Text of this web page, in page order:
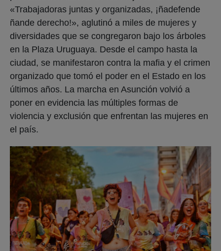
«Trabajadoras juntas y organizadas, ¡ñadefende
ñande derecho!», aglutinó a miles de mujeres y
diversidades que se congregaron bajo los árboles
en la Plaza Uruguaya. Desde el campo hasta la
ciudad, se manifestaron contra la mafia y el crimen
organizado que tomó el poder en el Estado en los
últimos años. La marcha en Asunción volvió a
poner en evidencia las múltiples formas de
violencia y exclusión que enfrentan las mujeres en
el país.